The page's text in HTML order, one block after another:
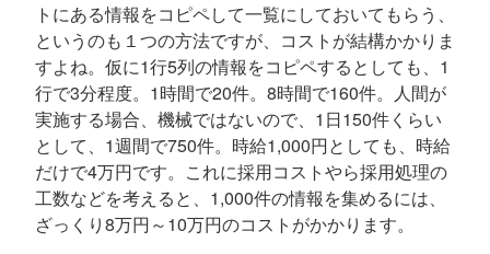
トにある情報をコピペして一覧にしておいてもらう、
というのも１つの方法ですが、コストが結構かかりま
すよね。仮に1行5列の情報をコピペするとしても、1
行で3分程度。1時間で20件。8時間で160件。人間が
実施する場合、機械ではないので、1日150件くらい
として、1週間で750件。時給1,000円としても、時給
だけで4万円です。これに採用コストやら採用処理の
工数などを考えると、1,000件の情報を集めるには、
ざっくり8万円～10万円のコストがかかります。